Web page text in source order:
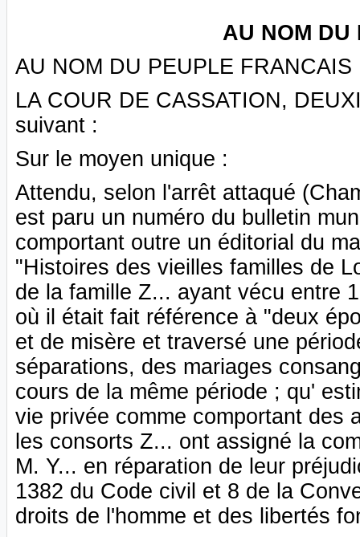
AU NOM DU
AU NOM DU PEUPLE FRANCAIS
LA COUR DE CASSATION,
suivant :
Sur le moyen unique :
Attendu, selon l'arrêt attaqué
est paru un numéro du bulletin
comportant outre un éditorial du
"Histoires des vieilles familles de
de la famille Z... ayant vécu entre
où il était fait référence à "deux
et de misère et traversé une
séparations, des mariages
cours de la même période ; qu'
vie privée comme comportant des
les consorts Z... ont assigné la
M. Y... en réparation de leur
1382 du Code civil et 8 de la
droits de l'homme et des libertés